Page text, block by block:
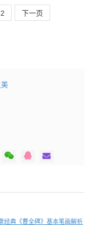
2 下一页
经典《曹全碑》基本笔画解析